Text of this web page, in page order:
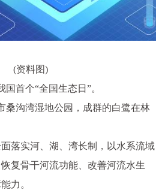
(资料图)
国首个“全国生态日”。
桑沟湾湿地公园，成群的白鹭在林
落实河、湖、湾长制，以水系流域
复骨干河流功能、改善河流水生
力。